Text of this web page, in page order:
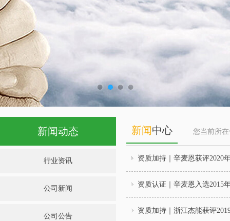
新闻动态
行业资讯
公司新闻
公司公告
新闻中心 您当前所
资质加持｜辛麦恩获评2020
资质认证｜辛麦恩入选2015
资质加持｜浙江杰能获评